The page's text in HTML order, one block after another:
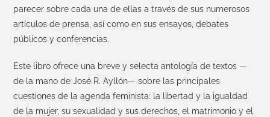
parecer sobre cada una de ellas a través de sus numerosos
artículos de prensa, así como en sus ensayos, debates
públicos y conferencias.
Este libro ofrece una breve y selecta antología de textos —
de la mano de José R. Ayllón— sobre las principales
cuestiones de la agenda feminista: la libertad y la igualdad
de la mujer, su sexualidad y sus derechos, el matrimonio y el